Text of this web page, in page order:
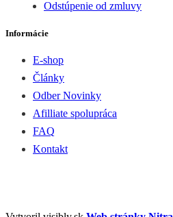
Odstúpenie od zmluvy
Informácie
E-shop
Články
Odber Novinky
Afilliate spolupráca
FAQ
Kontakt